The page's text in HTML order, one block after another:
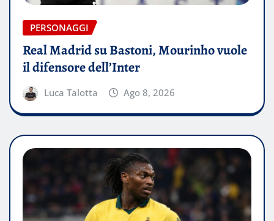
PERSONAGGI
Real Madrid su Bastoni, Mourinho vuole
il difensore dell’Inter
Luca Talotta Ago 8, 2026